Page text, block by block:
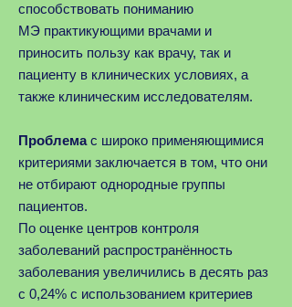
способствовать пониманию
MЭ практикующими врачами и
приносить пользу как врачу, так и
пациенту в клинических условиях, а
также клиническим исследователям.
Проблемас широко применяющимися
критериями заключается в том, что они
не отбирают однородные группы
пациентов.
По оценке центров контроля
заболеваний распространённость
заболевания увеличились в десять раз
с 0,24% с использованием критериев